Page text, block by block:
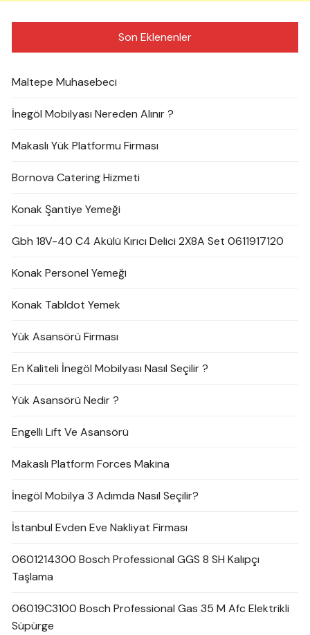
Son Eklenenler
Maltepe Muhasebeci
İnegöl Mobilyası Nereden Alınır ?
Makaslı Yük Platformu Firması
Bornova Catering Hizmeti
Konak Şantiye Yemeği
Gbh 18V-40 C4 Akülü Kırıcı Delici 2X8A Set 0611917120
Konak Personel Yemeği
Konak Tabldot Yemek
Yük Asansörü Firması
En Kaliteli İnegöl Mobilyası Nasıl Seçilir ?
Yük Asansörü Nedir ?
Engelli Lift Ve Asansörü
Makaslı Platform Forces Makina
İnegöl Mobilya 3 Adımda Nasıl Seçilir?
İstanbul Evden Eve Nakliyat Firması
0601214300 Bosch Professional GGS 8 SH Kalıpçı
Taşlama
06019C3100 Bosch Professional Gas 35 M Afc Elektrikli
Süpürge